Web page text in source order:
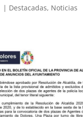
| Destacadas, Noticias